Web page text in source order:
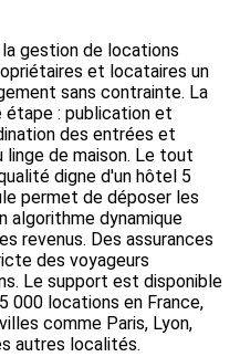
gestion de locations
et locataires un
sans contrainte. La
étape : publication et
des entrées et
de maison. Le tout
digne d'un hôtel 5
permet de déposer les
algorithme dynamique
revenus. Des assurances
des voyageurs
Le support est disponible
000 locations en France,
comme Paris, Lyon,
autres localités.